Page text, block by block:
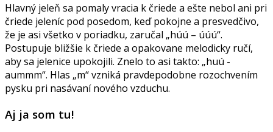
Hlavný jeleň sa pomaly vracia k čriede a ešte nebol ani pri
čriede jeleníc pod posedom, keď pokojne a presvedčivo,
že je asi všetko v poriadku, zaručal „húú – úúú“.
Postupuje bližšie k čriede a opakovane melodicky ručí,
aby sa jelenice upokojili. Znelo to asi takto: „huú -
aummm“. Hlas „m“ vzniká pravdepodobne rozochvením
pysku pri nasávaní nového vzduchu.
Aj ja som tu!